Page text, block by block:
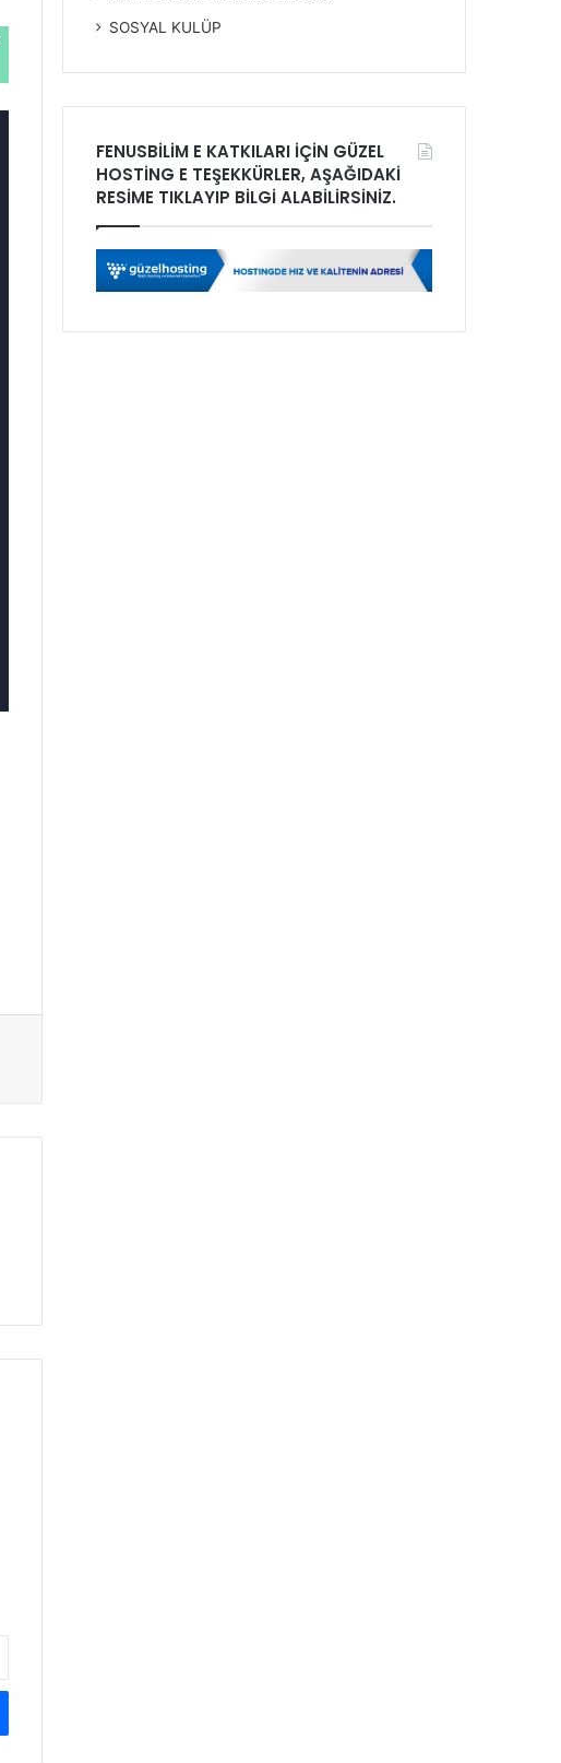
SOSYAL KULÜP
FENUSBİLİM E KATKILARI İÇİN GÜZEL
HOSTİNG E TEŞEKKÜRLER, AŞAĞIDAKİ
RESİME TIKLAYIP BİLGİ ALABİLİRSİNİZ.